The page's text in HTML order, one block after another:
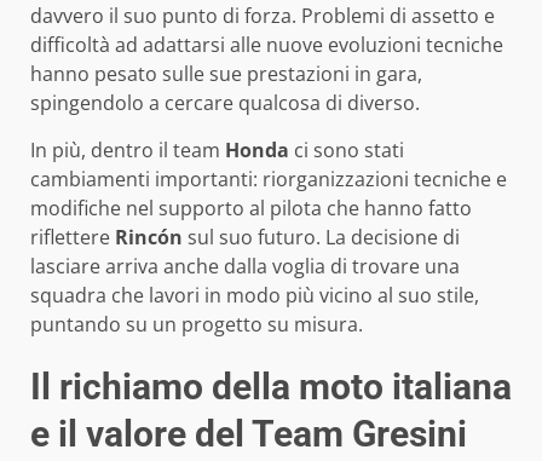
davvero il suo punto di forza. Problemi di assetto e
difficoltà ad adattarsi alle nuove evoluzioni tecniche
hanno pesato sulle sue prestazioni in gara,
spingendolo a cercare qualcosa di diverso.
In più, dentro il team Honda ci sono stati
cambiamenti importanti: riorganizzazioni tecniche e
modifiche nel supporto al pilota che hanno fatto
riflettere Rincón sul suo futuro. La decisione di
lasciare arriva anche dalla voglia di trovare una
squadra che lavori in modo più vicino al suo stile,
puntando su un progetto su misura.
Il richiamo della moto italiana
e il valore del Team Gresini